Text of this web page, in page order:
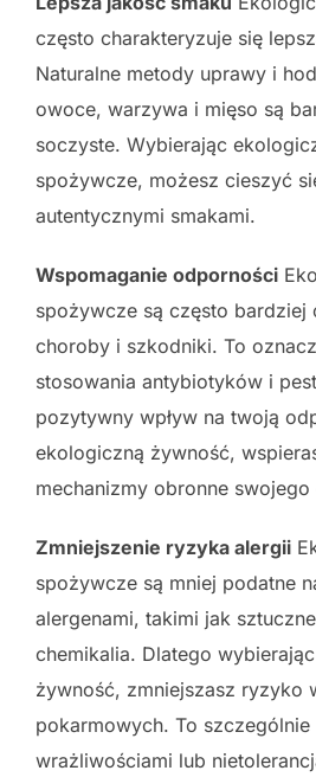
często charakteryzuje się
Naturalne metody uprawy i
owoce, warzywa i mięso są
soczyste. Wybierając
spożywcze, możesz cieszyć
autentycznymi smakami.
Wspomaganie odporności
spożywcze są często bardziej
choroby i szkodniki. To
stosowania antybiotyków i
pozytywny wpływ na twoją
ekologiczną żywność,
mechanizmy obronne swojego
Zmniejszenie ryzyka alergii
spożywcze są mniej podatne
alergenami, takimi jak
chemikalia. Dlatego
żywność, zmniejszasz ryzyko
pokarmowych. To
wrażliwościami lub